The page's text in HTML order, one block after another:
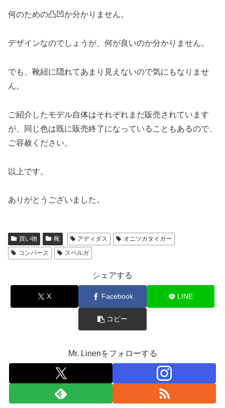
何のための凸凹か分かりません。
デザインなのでしょうが、何が良いのか分かりません。
でも、靴紐に隠れてあまり見えないので気にもなりませ
ん。
ご紹介したモデル自体はそれぞれまだ販売されています
が、同じ色は既に販売終了になっていることもあるので、
ご容赦ください。
以上です。
ありがとうございました。
買い物 靴 アディダス
オニツカタイガー
コンバース
スペルガ
シェアする
X Facebook LINE
コピー
Mr. Linenをフォローする